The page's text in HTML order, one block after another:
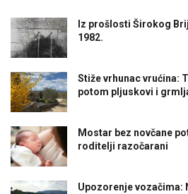
Iz prošlosti Širokog
1982.
Stiže vrhunac vrućina:
potom pljuskovi i
Mostar bez novčane
roditelji razočarani
Upozorenje vozačima: